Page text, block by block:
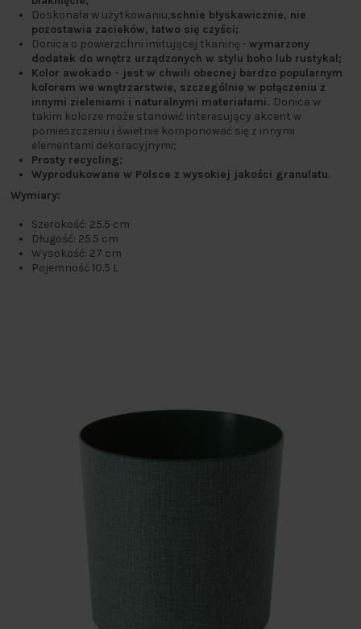
Doskonała w użytkowaniu,schnie błyskawicznie, nie
pozostawia zacieków, łatwo się czyści;
Donica o powierzchni imitującej tkaninę - wymarzony
dodatek do wnętrz urządzonych w stylu boho lub rustykal;
Kolor awokado - jest w chwili obecnej bardzo popularnym
kolorem we wnętrzarstwie, szczególnie w połączeniu z
innymi zieleniami i naturalnymi materiałami. Donica w
takim kolorze może stanowić interesujący akcent w
pomieszczeniu i świetnie komponować się z innymi
elementami dekoracyjnymi;
Prosty recycling;
Wyprodukowane w Polsce z wysokiej jakości granulatu.
Wymiary:
Szerokość: 25.5 cm
Długość: 25.5 cm
Wysokość: 27 cm
Pojemność 10.5 L